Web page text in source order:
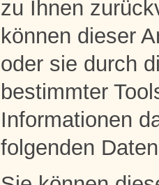
zu Ihnen
können dieser
oder sie durch
bestimmter
Informationen
folgenden